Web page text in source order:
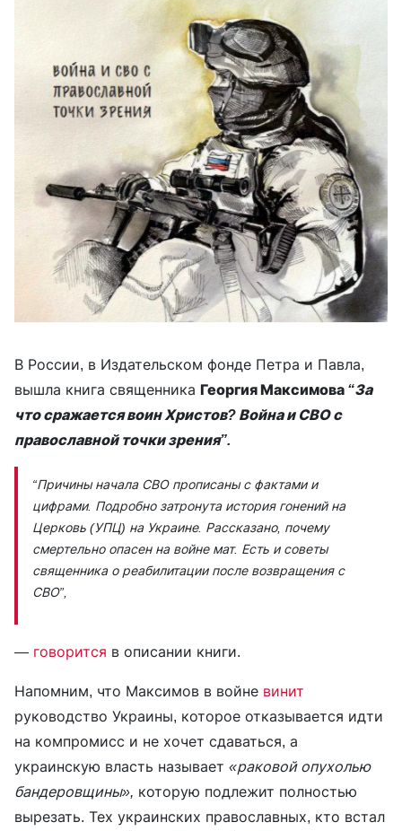
В России, в Издательском фонде Петра и Павла,
вышла книга священника Георгия Максимова “За
что сражается воин Христов? Война и СВО с
православной точки зрения”.
“Причины начала СВО прописаны с фактами и
цифрами. Подробно затронута история гонений на
Церковь (УПЦ) на Украине. Рассказано, почему
смертельно опасен на войне мат. Есть и советы
священника о реабилитации после возвращения с
СВО”,
— говорится в описании книги.
Напомним, что Максимов в войне винит
руководство Украины, которое отказывается идти
на компромисс и не хочет сдаваться, а
украинскую власть называет «раковой опухолью
бандеровщины», которую подлежит полностью
вырезать. Тех украинских православных, кто встал